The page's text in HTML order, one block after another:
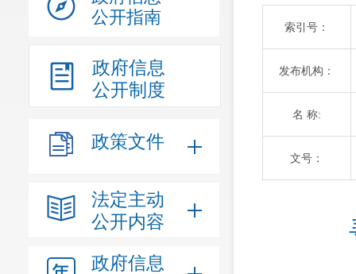
公开指南
政府信息
公开制度
政策文件
法定主动
公开内容
政府信息
索引号：
发布机构：
名 称:
文号：